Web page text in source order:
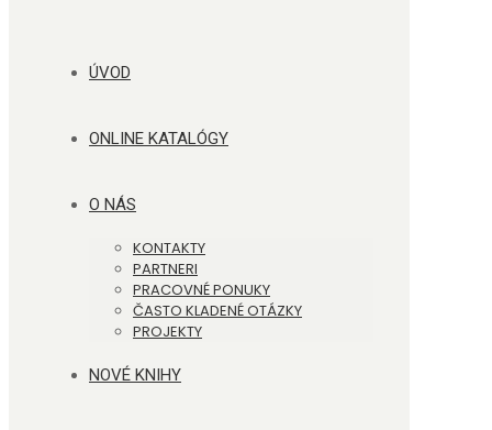
ÚVOD
ONLINE KATALÓGY
O NÁS
KONTAKTY
PARTNERI
PRACOVNÉ PONUKY
ČASTO KLADENÉ OTÁZKY
PROJEKTY
NOVÉ KNIHY